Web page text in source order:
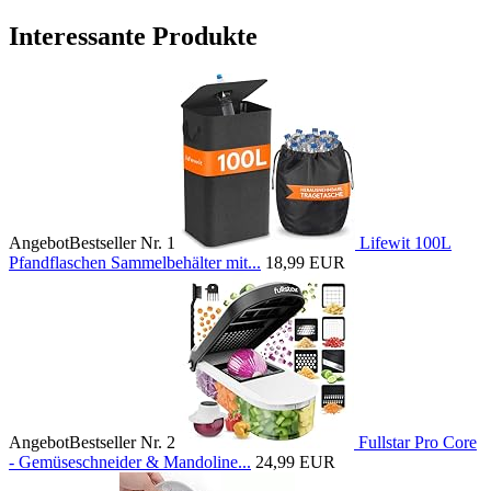
Interessante Produkte
AngebotBestseller Nr. 1
Lifewit 100L
Pfandflaschen Sammelbehälter mit... 18,99 EUR
AngebotBestseller Nr. 2
Fullstar Pro Core
- Gemüseschneider & Mandoline... 24,99 EUR